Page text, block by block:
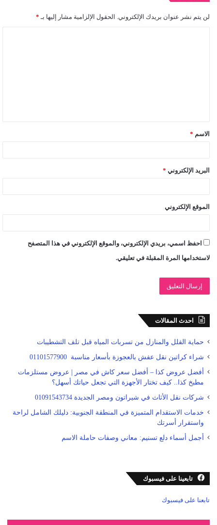
لن يتم نشر عنوان بريدك الإلكتروني. الحقول الإلزامية مشار إليها بـ *
ق
*الاسم *
البريد الإلكتروني *
الموقع الإلكتروني
احفظ اسمي، بريدي الإلكتروني، والموقع الإلكتروني في هذا المتصفح
لاستخدامها المرة المقبلة في تعليقي.
احدث المقالات
حماية الفلل والمنازل من تسربات المياه قبل تلف التشطيبات
شراء كراتين نقل عفش بالعجوزة بأسعار مناسبة 01101577900
أفضل عروض كذا – أفضل سعر كاش في مصر | عروض مستلزمات
مطبخ كذا.. كيف تختار الأجهزة التي تجعل حياتك أسهل؟
شركات نقل الأثاث في شيراتون ومصر الجديدة 01091543734
خدمات الاستقدام المتميزة في المنطقة الجنوبية: دليلك الشامل لراحة
واستقرار أسرتك
أجمل أسماء دلع تسنيم: معاني وصفات حاملة الاسم
تابعينا على فيسبوك
تابعنا على فيسبوك